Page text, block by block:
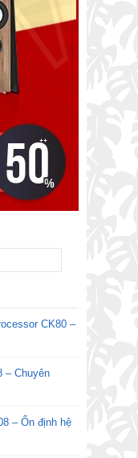
CK80 –
– Chuyên
– Ổn định hệ